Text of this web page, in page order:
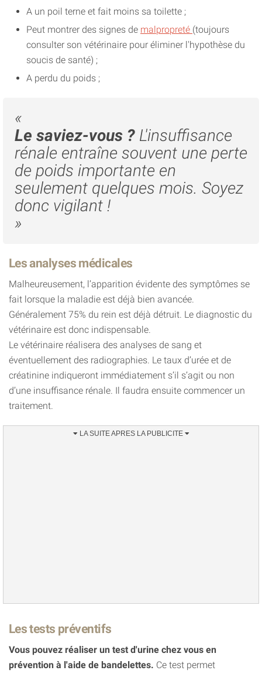
A un poil terne et fait moins sa toilette ;
Peut montrer des signes de malpropreté (toujours
consulter son vétérinaire pour éliminer l'hypothèse du
soucis de santé) ;
A perdu du poids ;
«
Le saviez-vous ? L'insuffisance
rénale entraîne souvent une perte
de poids importante en
seulement quelques mois. Soyez
donc vigilant !
»
Les analyses médicales
Malheureusement, l’apparition évidente des symptômes se
fait lorsque la maladie est déjà bien avancée.
Généralement 75% du rein est déjà détruit. Le diagnostic du
vétérinaire est donc indispensable.
Le vétérinaire réalisera des analyses de sang et
éventuellement des radiographies. Le taux d’urée et de
créatinine indiqueront immédiatement s’il s’agit ou non
d’une insuffisance rénale. Il faudra ensuite commencer un
traitement.
Les tests préventifs
Vous pouvez réaliser un test d'urine chez vous en
prévention à l'aide de bandelettes. Ce test permet